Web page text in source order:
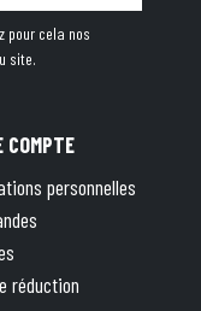
pour cela nos
site.
COMPTE
personnelles
réduction